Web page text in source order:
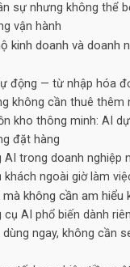
sự nhưng không thể
vận hành
kinh doanh và doanh
động — từ nhập hóa
không cần thuê thêm
kho thông minh: AI
đặt hàng
AI trong doanh nghiệp
khách ngoài giờ làm
không cần am hiểu
cụ AI phổ biến dành
ngay, không cần